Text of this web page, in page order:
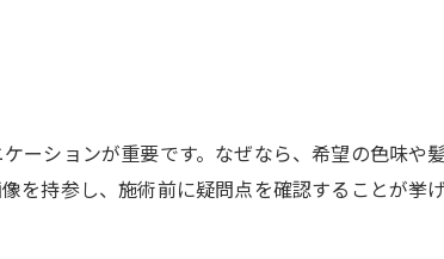
初心者が知っておきたい美容室活用術
で初めてカラーする前の準備と流れ
ーションが重要です。なぜなら、希望の色味や
持参し、施術前に疑問点を確認することが挙